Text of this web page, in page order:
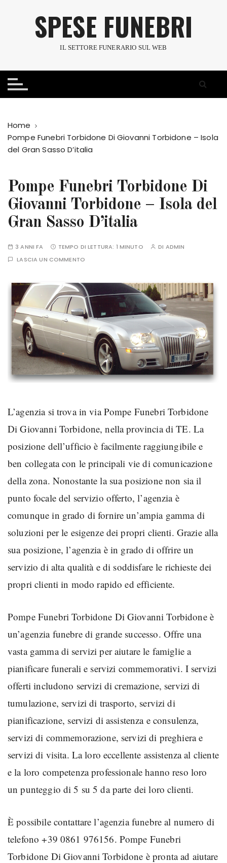
a
SPESE FUNEBRI
IL SETTORE FUNERARIO SUL WEB
Home
Pompe Funebri Torbidone Di Giovanni Torbidone – Isola
del Gran Sasso D’italia
Pompe Funebri Torbidone Di
Giovanni Torbidone – Isola del
Gran Sasso D’italia
3 ANNI FA TEMPO DI LETTURA: 1 MINUTO DI ADMIN
LASCIA UN COMMENTO
L’agenzia si trova in via Pompe Funebri Torbidone
Di Giovanni Torbidone, nella provincia di TE. La
posizione dell’ufficio è facilmente raggiungibile e
ben collegata con le principali vie di comunicazione
della zona. Nonostante la sua posizione non sia il
punto focale del servizio offerto, l’agenzia è
comunque in grado di fornire un’ampia gamma di
soluzioni per le esigenze dei propri clienti. Grazie alla
sua posizione, l’agenzia è in grado di offrire un
servizio di alta qualità e di soddisfare le richieste dei
propri clienti in modo rapido ed efficiente.
Pompe Funebri Torbidone Di Giovanni Torbidone è
un’agenzia funebre di grande successo. Offre una
vasta gamma di servizi per aiutare le famiglie a
pianificare funerali e servizi commemorativi. I servizi
offerti includono servizi di cremazione, servizi di
tumulazione, servizi di trasporto, servizi di
pianificazione, servizi di assistenza e consulenza,
servizi di commemorazione, servizi di preghiera e
servizi di visita. La loro eccellente assistenza al cliente
e la loro competenza professionale hanno reso loro
un punteggio di 5 su 5 da parte dei loro clienti.
È possibile contattare l’agenzia funebre al numero di
telefono +39 0861 976156. Pompe Funebri
Torbidone Di Giovanni Torbidone è pronta ad aiutare